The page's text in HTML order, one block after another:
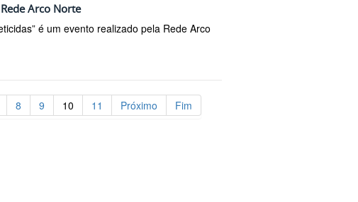
Arco Norte
é um evento realizado pela Rede Arco
8 9 10 11 Próximo Fim